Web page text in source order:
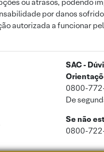
ou atrasos, podendo
por danos
autorizada a funcionar
SAC -
0800-
De
Se não
0800-